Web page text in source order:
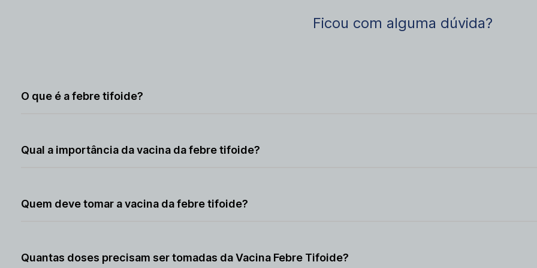
Ficou com alguma dúvida?
O que é a febre tifoide?
Qual a importância da vacina da febre tifoide?
Quem deve tomar a vacina da febre tifoide?
Quantas doses precisam ser tomadas da Vacina Febre Tifoide?